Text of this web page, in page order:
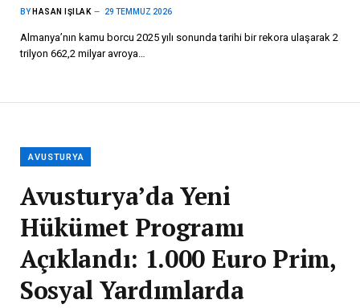
BY HASAN IŞILAK 29 TEMMUZ 2026
Almanya’nın kamu borcu 2025 yılı sonunda tarihi bir rekora ulaşarak 2
trilyon 662,2 milyar avroya…
AVUSTURYA
Avusturya’da Yeni
Hükümet Programı
Açıklandı: 1.000 Euro Prim,
Sosyal Yardımlarda